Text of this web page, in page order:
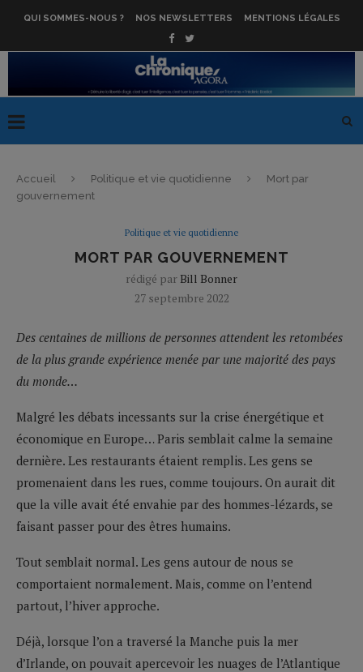
QUI SOMMES-NOUS ? NOS NEWSLETTERS MENTIONS LÉGALES
Accueil Politique et vie quotidienne
Mort par
gouvernement
Politique et vie quotidienne
MORT PAR GOUVERNEMENT
rédigé par Bill Bonner
27 septembre 2022
Des centaines de millions de personnes attendent les retombées
de la plus grande expérience menée par une majorité des pays
du monde…
Malgré les débats incessants sur la crise énergétique et
économique en Europe… Paris semblait calme la semaine
dernière. Les restaurants étaient remplis. Les gens se
promenaient dans les rues, comme toujours. On aurait dit
que la ville avait été envahie par des hommes-lézards, se
faisant passer pour des êtres humains.
Tout semblait normal. Les gens autour de nous se
comportaient normalement. Mais, comme on l’entend
partout, l’hiver approche.
Déjà, lorsque l’on a traversé la Manche puis la mer
d’Irlande, on pouvait apercevoir les nuages de l’Atlantique